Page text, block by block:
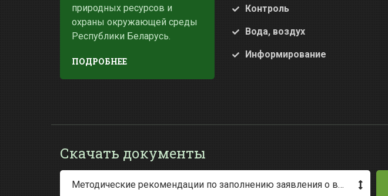
природных ресурсов и
охраны окружающей среды
Республики Беларусь.
ПОДРОБНЕЕ
Контроль
Вода, воздух
Информирование
Скачать документы
Методические рекомендации по заполнению заявления о выдаче разрешения на специальное водопользование